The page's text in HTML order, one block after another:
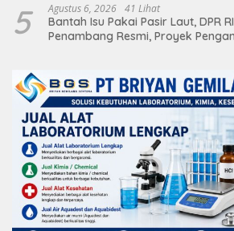
5 Agustus 6, 2026 41 Lihat
Bantah Isu Pakai Pasir Laut, DPR
Penambang Resmi, Proyek